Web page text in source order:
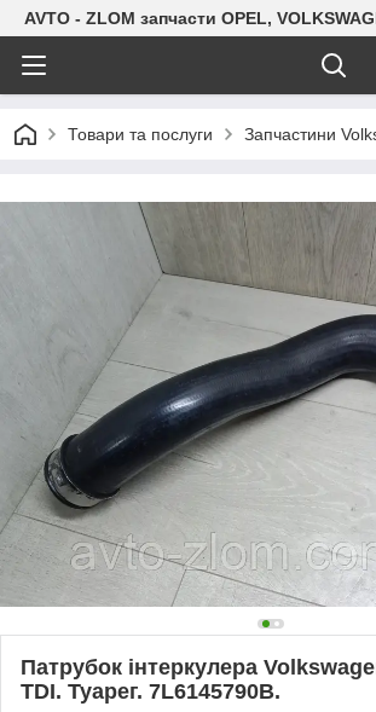
AVTO - ZLOM запчасти OPEL,
Товари та послуги Запчастини
Патрубок інтеркулера
TDI. Туарег. 7L6145790B.